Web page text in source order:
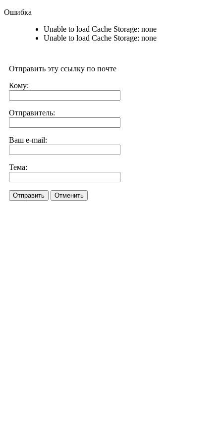
Ошибка
Unable to load Cache Storage: none
Unable to load Cache Storage: none
Отправить эту ссылку по почте
Кому:
Отправитель:
Ваш e-mail:
Тема:
Отправить Отменить